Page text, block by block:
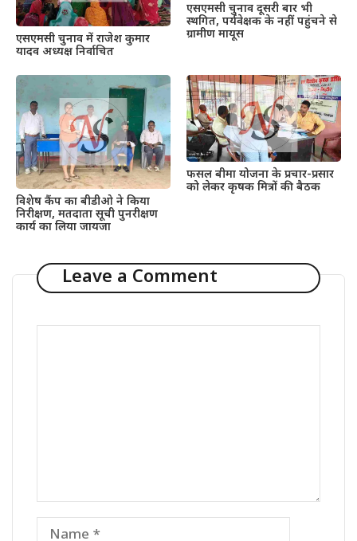
एसएमसी चुनाव में राजेश कुमार
यादव अध्यक्ष निर्वाचित
एसएमसी चुनाव दूसरी बार भी
स्थगित, पर्यवेक्षक के नहीं पहुंचने से
ग्रामीण मायूस
विशेष कैंप का बीडीओ ने किया
निरीक्षण, मतदाता सूची पुनरीक्षण
कार्य का लिया जायजा
फसल बीमा योजना के प्रचार-प्रसार
को लेकर कृषक मित्रों की बैठक
Leave a Comment
Name